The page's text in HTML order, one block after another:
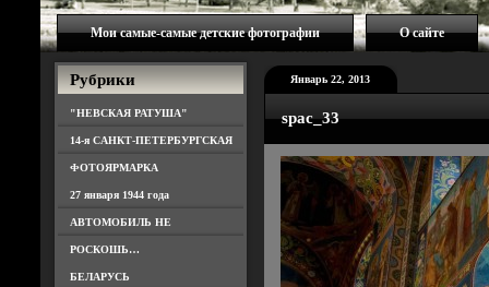
Мои самые-самые детские фотографии О сайте
Рубрики
"НЕВСКАЯ РАТУША"
14-я САНКТ-ПЕТЕРБУРГСКАЯ
ФОТОЯРМАРКА
27 января 1944 года
АВТОМОБИЛЬ НЕ
РОСКОШЬ…
БЕЛАРУСЬ
Январь 22, 2013
spac_33